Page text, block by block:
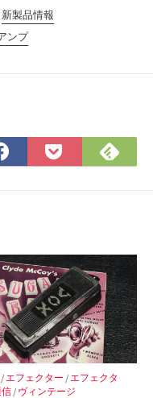
新製品情報
ンプ
Facebook
で
Pocket
に
で
エフェクター / エフェクタ
/ ヴィンテージ